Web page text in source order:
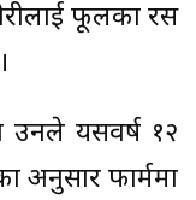
फूलका रस
उनले यसवर्ष १२
अनुसार फार्ममा